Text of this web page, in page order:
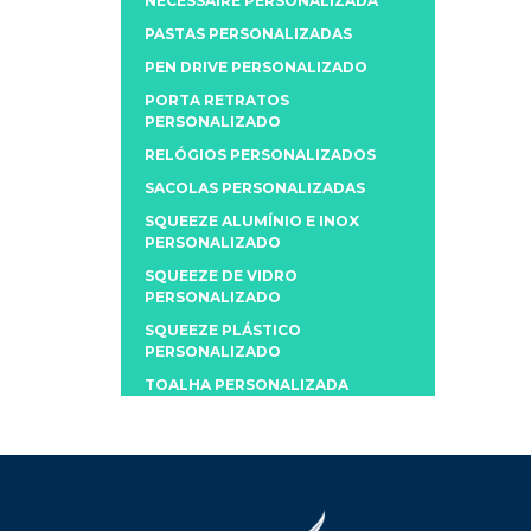
PASTAS PERSONALIZADAS
PEN DRIVE PERSONALIZADO
PORTA RETRATOS
PERSONALIZADO
RELÓGIOS PERSONALIZADOS
SACOLAS PERSONALIZADAS
SQUEEZE ALUMÍNIO E INOX
PERSONALIZADO
SQUEEZE DE VIDRO
PERSONALIZADO
SQUEEZE PLÁSTICO
PERSONALIZADO
TOALHA PERSONALIZADA